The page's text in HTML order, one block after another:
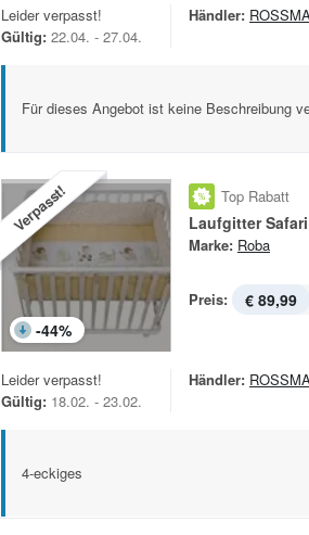
Leider verpasst!
Gültig: 22.04. - 27.04.
Händler:
Für dieses Angebot ist keine Beschreibung
Verpasst!
-44%
Top Rabatt
Laufgitter Safari
Marke: Roba
Preis: € 89,99
Leider verpasst!
Gültig: 18.02. - 23.02.
Händler:
4-eckiges